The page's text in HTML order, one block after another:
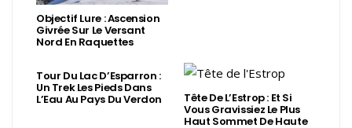
Objectif Lure : Ascension
Givrée Sur Le Versant
Nord En Raquettes
Tour Du Lac D’Esparron :
Un Trek Les Pieds Dans
L’Eau Au Pays Du Verdon Tête De L’Estrop : Et Si
Vous Gravissiez Le Plus
Haut Sommet De Haute